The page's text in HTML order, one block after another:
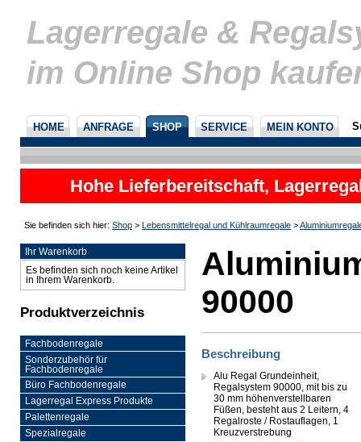
Lagerregale &
im Online Shop
HOME ANFRAGE SHOP SERVICE MEIN KONTO
Hohe Lieferbereitschaft,
nicht
Sie befinden sich hier: Shop > Lebensmittelregal und Kühlraumregale >
Ihr Warenkorb
Es befinden sich noch keine Artikel
in Ihrem Warenkorb.
Produktverzeichnis
Fachbodenregale
Sonderzubehör für
Fachbodenregale
Büro Fachbodenregale
Lagerregal Express Produkte
Palettenregale
Spezialregale
90000
Beschreibung
Alu Regal Grundeinheit,
Regalsystem 90000, mit bis zu
30 mm höhenverstellbaren
Füßen, besteht aus 2 Leitern, 4
Regalroste / Rostauflagen, 1
Kreuzverstrebung